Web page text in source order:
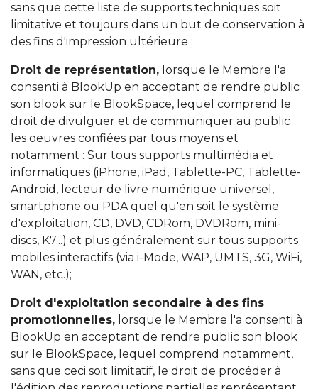
sans que cette liste de supports techniques soit
limitative et toujours dans un but de conservation à
des fins d'impression ultérieure ;
Droit de représentation, lorsque le Membre l'a
consenti à BlookUp en acceptant de rendre public
son blook sur le BlookSpace, lequel comprend le
droit de divulguer et de communiquer au public
les oeuvres confiées par tous moyens et
notamment : Sur tous supports multimédia et
informatiques (iPhone, iPad, Tablette-PC, Tablette-
Android, lecteur de livre numérique universel,
smartphone ou PDA quel qu'en soit le système
d'exploitation, CD, DVD, CDRom, DVDRom, mini-
discs, K7...) et plus généralement sur tous supports
mobiles interactifs (via i-Mode, WAP, UMTS, 3G, WiFi,
WAN, etc.);
Droit d'exploitation secondaire à des fins
promotionnelles, lorsque le Membre l'a consenti à
BlookUp en acceptant de rendre public son blook
sur le BlookSpace, lequel comprend notamment,
sans que ceci soit limitatif, le droit de procéder à